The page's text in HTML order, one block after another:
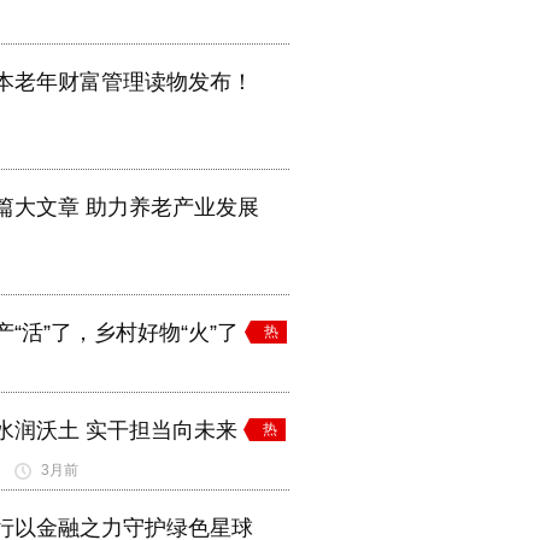
老年财富管理读物发布！
大文章 助力养老产业发展
“活”了，乡村好物“火”了 热
润沃土 实干担当向未来 热
3月前
以金融之力守护绿色星球